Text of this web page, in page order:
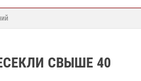
СВЫШЕ 40